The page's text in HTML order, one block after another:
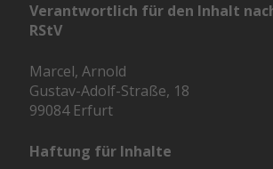
Verantwortlich für den Inhalt nach
RStV
Marcel, Arnold
Gustav-Adolf-Straße, 18
99084 Erfurt
Haftung für Inhalte